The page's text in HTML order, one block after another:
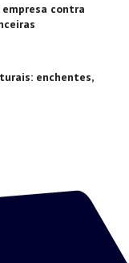
contra
enchentes,